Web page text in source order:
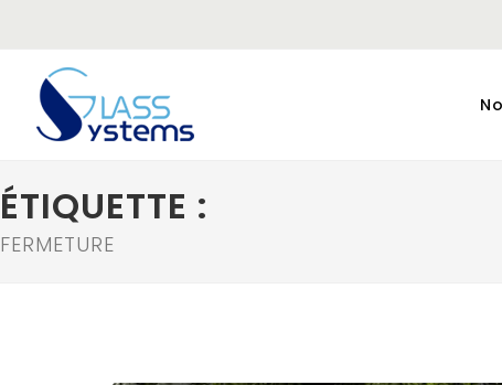
ÉTIQUETTE :
FERMETURE